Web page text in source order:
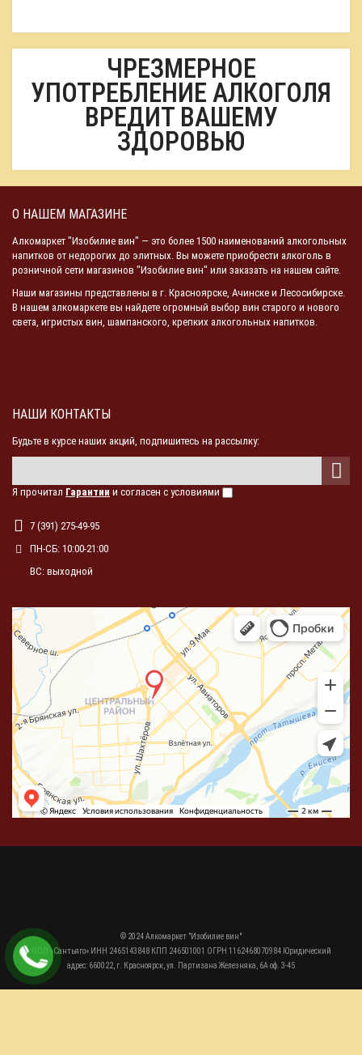
ЧРЕЗМЕРНОЕ
УПОТРЕБЛЕНИЕ АЛКОГОЛЯ
ВРЕДИТ ВАШЕМУ
ЗДОРОВЬЮ
О НАШЕМ МАГАЗИНЕ
Алкомаркет "Изобилие вин" — это более 1500 наименований алкогольных
напитков от недорогих до элитных. Вы можете приобрести алкоголь в
розничной сети магазинов "Изобилие вин" или заказать на нашем сайте.
Наши магазины представлены в г. Красноярске, Ачинске и Лесосибирске.
В нашем алкомаркете вы найдете огромный выбор вин старого и нового
света, игристых вин, шампанского, крепких алкогольных напитков.
НАШИ КОНТАКТЫ
Будьте в курсе наших акций, подпишитесь на рассылку:
Я прочитал Гарантии и согласен с условиями
7 (391) 275-49-95
ПН-СБ: 10:00-21:00
ВС: выходной
© 2024 Алкомаркет "Изобилие вин"
ООО «Сантьяго» ИНН 2465143848 КПП 246501001 ОГРН 1162468070984 Юридический
адрес: 660022, г. Красноярск, ул. Партизана Железняка, 6А оф. 3-45